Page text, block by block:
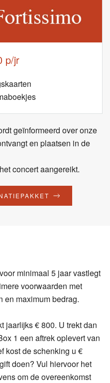
p/jr
geïnformeerd over onze
en plaatsen in de
concert aangereikt.
minimaal 5 jaar vastlegt
voorwaarden met
en maximum bedrag.
jaarlijks € 800. U trekt dan
1 een aftrek oplevert van
kost de schenking u €
doen? Vul hiervoor het
om de overeenkomst